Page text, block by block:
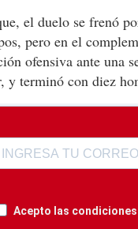
el duelo se frenó
pero en el
ofensiva ante una
y terminó con diez
Acepto las